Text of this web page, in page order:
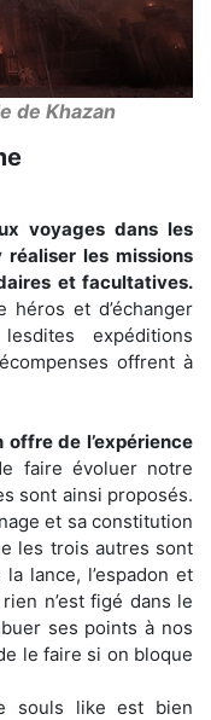
de Khazan
voyages dans les
les missions
et facultatives.
héros et d’échanger
expéditions
offrent à
de l’expérience
faire évoluer notre
sont ainsi proposés.
et sa constitution
les trois autres sont
lance, l’espadon et
n’est figé dans le
ses points à nos
le faire si on bloque
souls like est bien